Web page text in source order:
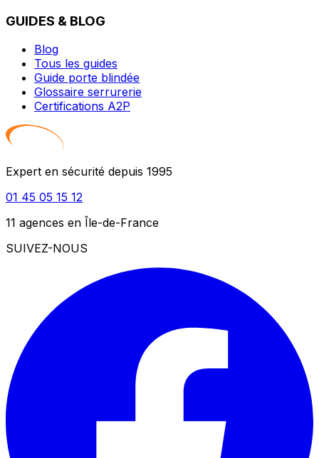
GUIDES & BLOG
Blog
Tous les guides
Guide porte blindée
Glossaire serrurerie
Certifications A2P
Expert en sécurité depuis 1995
01 45 05 15 12
11 agences en Île-de-France
SUIVEZ-NOUS